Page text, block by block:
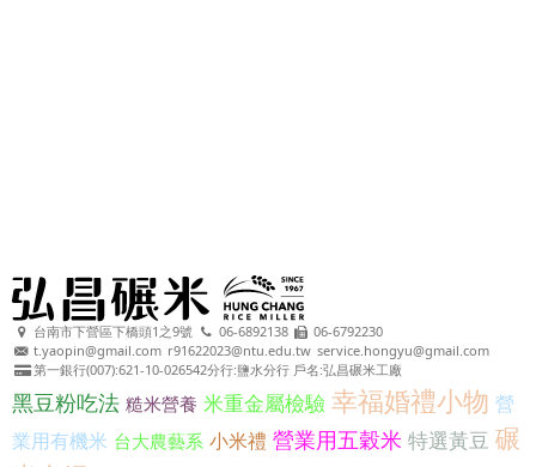
台南市下營區下橋頭1之9號 06-6892138
06-6792230
t.yaopin@gmail.com r91622023@ntu.edu.tw service.hongyu@gmail.com
第一銀行(007):621-10-026542分行:鹽水分行 戶名:弘昌碾米工廠
黑豆粉吃法 糙米營養 米重金屬檢驗 幸福婚禮小物 營
業用有機米 台大農藝系 小米禮 營業用五穀米 特選黃豆 碾